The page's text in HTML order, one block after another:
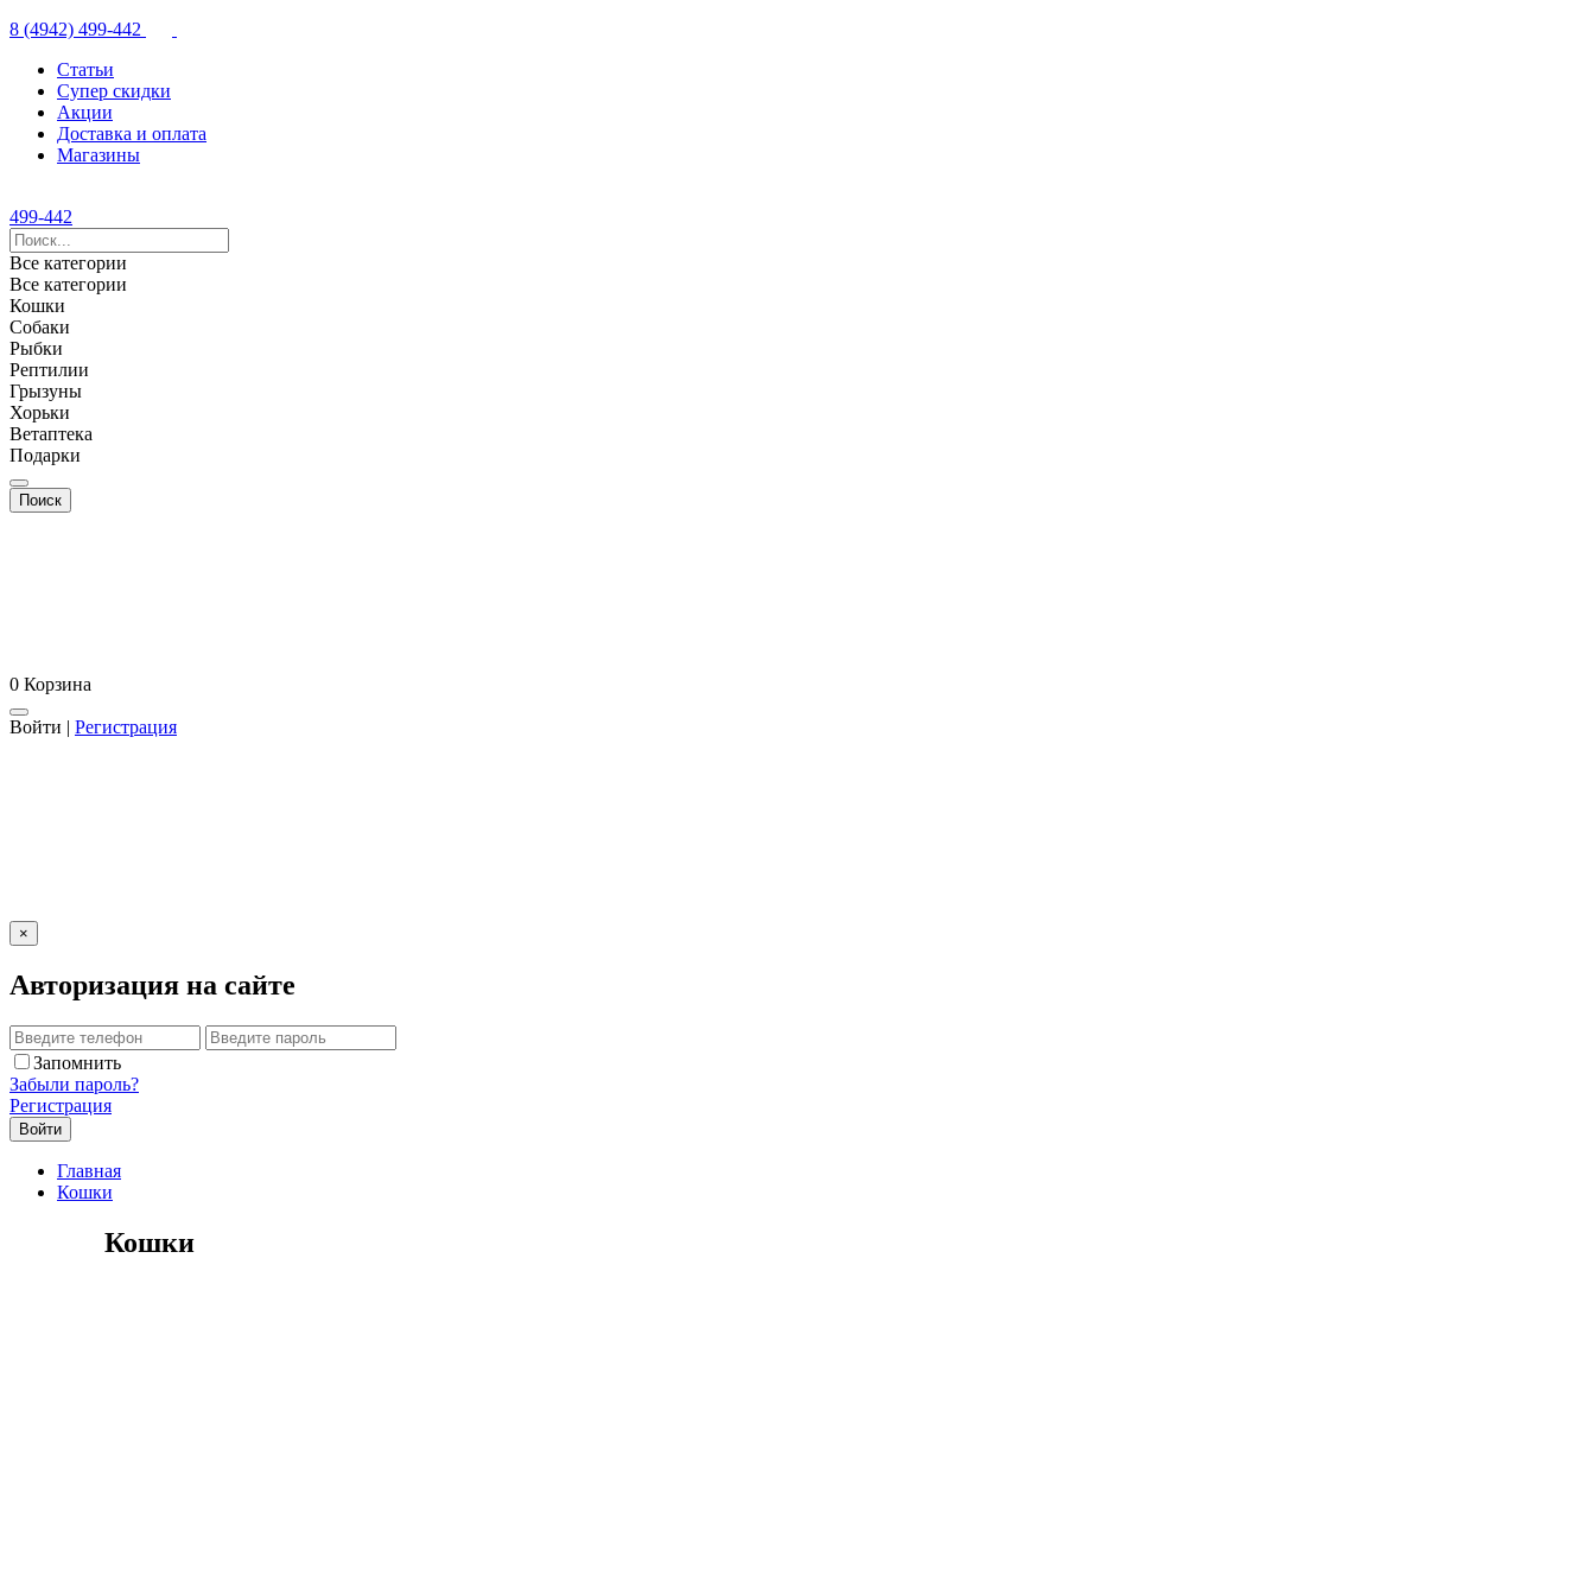
8 (4942) 499-442
Статьи
Супер скидки
Акции
Доставка и оплата
Магазины
499-442
Все категории
Все категории
Кошки
Собаки
Рыбки
Рептилии
Грызуны
Хорьки
Ветаптека
Подарки
0 Корзина
Войти | Регистрация
×
Авторизация на сайте
Запомнить
Забыли пароль?
Регистрация
Главная
Кошки
Кошки